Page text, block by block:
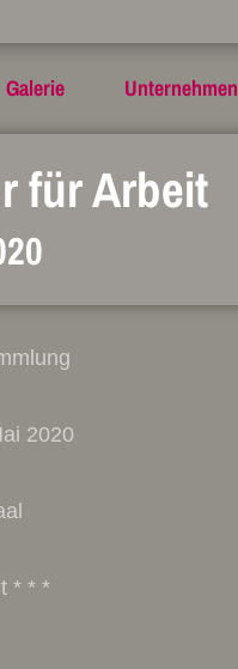
Galerie Unternehmen
für Arbeit
2020
* * *